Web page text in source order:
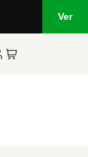
Ver